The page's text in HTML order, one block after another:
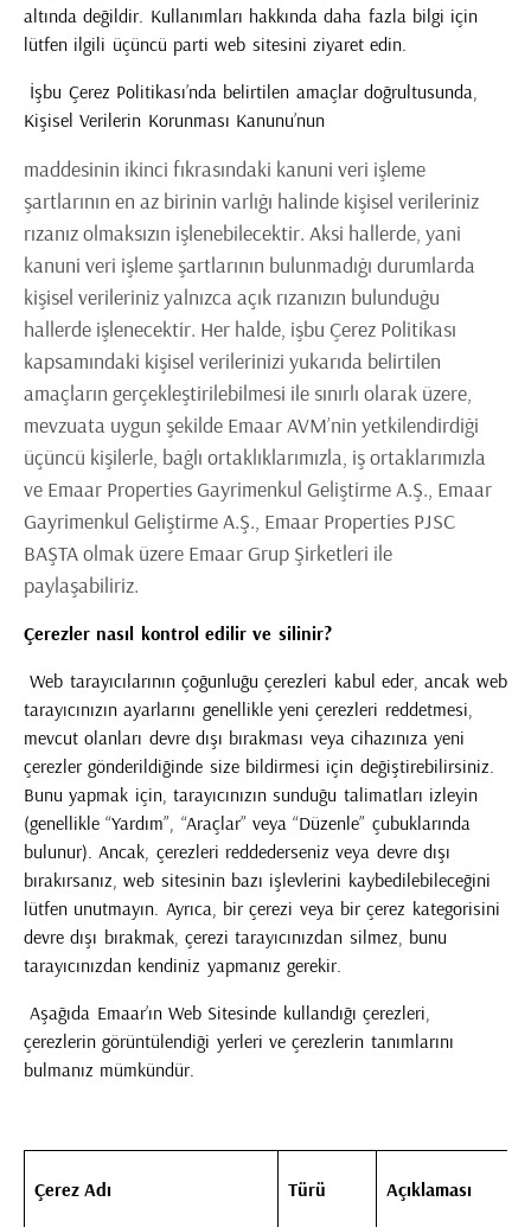
altında değildir. Kullanımları hakkında daha fazla bilgi için
lütfen ilgili üçüncü parti web sitesini ziyaret edin.
İşbu Çerez Politikası’nda belirtilen amaçlar doğrultusunda,
Kişisel Verilerin Korunması Kanunu’nun
maddesinin ikinci fıkrasındaki kanuni veri işleme
şartlarının en az birinin varlığı halinde kişisel verileriniz
rızanız olmaksızın işlenebilecektir. Aksi hallerde, yani
kanuni veri işleme şartlarının bulunmadığı durumlarda
kişisel verileriniz yalnızca açık rızanızın bulunduğu
hallerde işlenecektir. Her halde, işbu Çerez Politikası
kapsamındaki kişisel verilerinizi yukarıda belirtilen
amaçların gerçekleştirilebilmesi ile sınırlı olarak üzere,
mevzuata uygun şekilde Emaar AVM’nin yetkilendirdiği
üçüncü kişilerle, bağlı ortaklıklarımızla, iş ortaklarımızla
ve Emaar Properties Gayrimenkul Geliştirme A.Ş., Emaar
Gayrimenkul Geliştirme A.Ş., Emaar Properties PJSC
BAŞTA olmak üzere Emaar Grup Şirketleri ile
paylaşabiliriz.
Çerezler nasıl kontrol edilir ve silinir?
Web tarayıcılarının çoğunluğu çerezleri kabul eder, ancak web
tarayıcınızın ayarlarını genellikle yeni çerezleri reddetmesi,
mevcut olanları devre dışı bırakması veya cihazınıza yeni
çerezler gönderildiğinde size bildirmesi için değiştirebilirsiniz.
Bunu yapmak için, tarayıcınızın sunduğu talimatları izleyin
(genellikle “Yardım”, “Araçlar” veya “Düzenle” çubuklarında
bulunur). Ancak, çerezleri reddederseniz veya devre dışı
bırakırsanız, web sitesinin bazı işlevlerini kaybedilebileceğini
lütfen unutmayın. Ayrıca, bir çerezi veya bir çerez kategorisini
devre dışı bırakmak, çerezi tarayıcınızdan silmez, bunu
tarayıcınızdan kendiniz yapmanız gerekir.
Aşağıda Emaar’ın Web Sitesinde kullandığı çerezleri,
çerezlerin görüntülendiği yerleri ve çerezlerin tanımlarını
bulmanız mümkündür.
Çerez Adı Türü Açıklaması